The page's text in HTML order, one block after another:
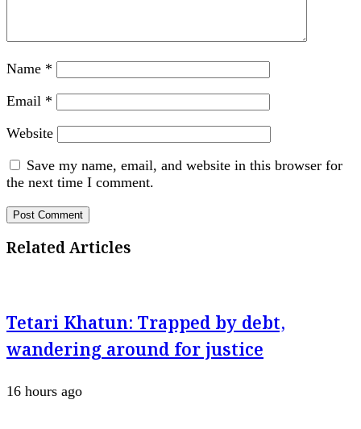
Name *
Email *
Website
Save my name, email, and website in this browser for
the next time I comment.
Related Articles
Tetari Khatun: Trapped by debt,
wandering around for justice
16 hours ago